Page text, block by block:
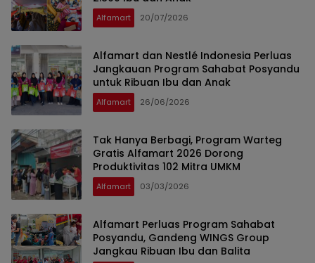
Alfamart 20/07/2026
Alfamart dan Nestlé Indonesia Perluas
Jangkauan Program Sahabat Posyandu
untuk Ribuan Ibu dan Anak
Alfamart 26/06/2026
Tak Hanya Berbagi, Program Warteg
Gratis Alfamart 2026 Dorong
Produktivitas 102 Mitra UMKM
Alfamart 03/03/2026
Alfamart Perluas Program Sahabat
Posyandu, Gandeng WINGS Group
Jangkau Ribuan Ibu dan Balita